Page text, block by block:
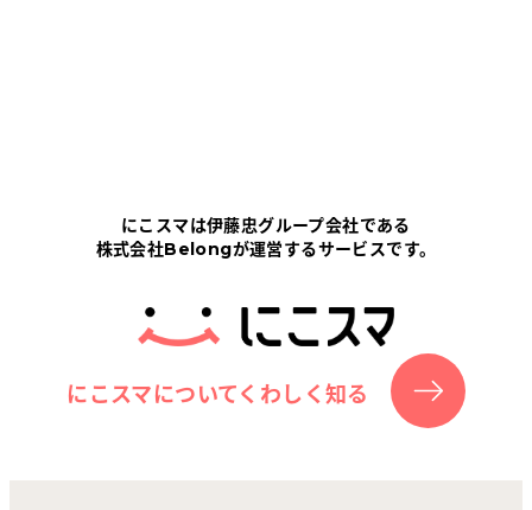
にこスマについて
サポートセンター
お客さまの声
にこスマは伊藤忠グループ会社である
株式会社Belongが運営するサービスです。
にこスマについてくわしく知る